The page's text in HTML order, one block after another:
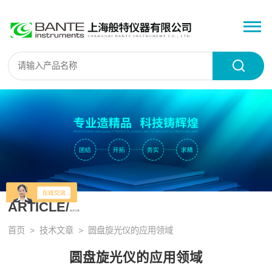
ARTICLE/技术文章
首页 >技术文章 > 圆盘旋光仪的应用领域
圆盘旋光仪的应用领域